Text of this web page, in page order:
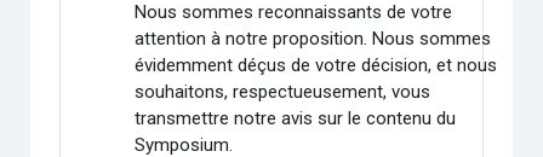
Nous sommes reconnaissants de votre
attention à notre proposition. Nous sommes
évidemment déçus de votre décision, et nous
souhaitons, respectueusement, vous
transmettre notre avis sur le contenu du
Symposium.